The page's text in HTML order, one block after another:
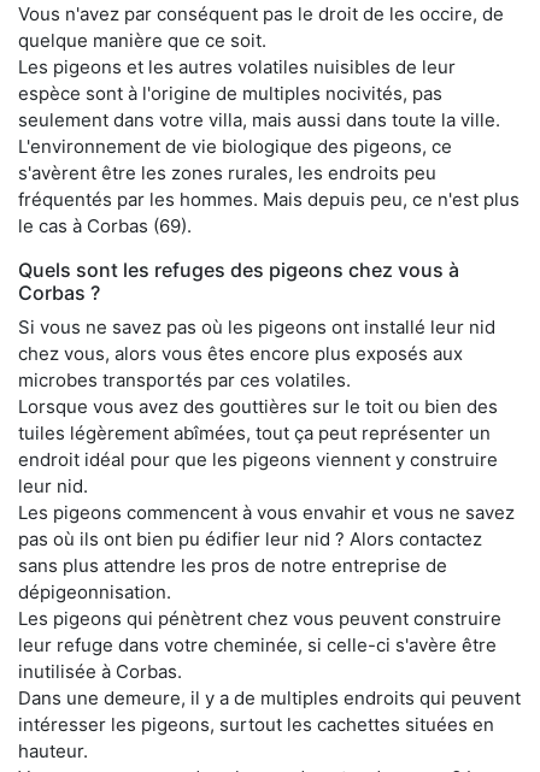
Vous n'avez par conséquent pas le droit de les occire, de
quelque manière que ce soit.
Les pigeons et les autres volatiles nuisibles de leur
espèce sont à l'origine de multiples nocivités, pas
seulement dans votre villa, mais aussi dans toute la ville.
L'environnement de vie biologique des pigeons, ce
s'avèrent être les zones rurales, les endroits peu
fréquentés par les hommes. Mais depuis peu, ce n'est plus
le cas à Corbas (69).
Quels sont les refuges des pigeons chez vous à
Corbas ?
Si vous ne savez pas où les pigeons ont installé leur nid
chez vous, alors vous êtes encore plus exposés aux
microbes transportés par ces volatiles.
Lorsque vous avez des gouttières sur le toit ou bien des
tuiles légèrement abîmées, tout ça peut représenter un
endroit idéal pour que les pigeons viennent y construire
leur nid.
Les pigeons commencent à vous envahir et vous ne savez
pas où ils ont bien pu édifier leur nid ? Alors contactez
sans plus attendre les pros de notre entreprise de
dépigeonnisation.
Les pigeons qui pénètrent chez vous peuvent construire
leur refuge dans votre cheminée, si celle-ci s'avère être
inutilisée à Corbas.
Dans une demeure, il y a de multiples endroits qui peuvent
intéresser les pigeons, surtout les cachettes situées en
hauteur.